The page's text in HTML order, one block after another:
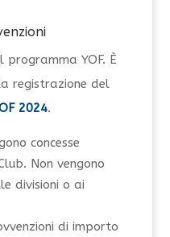
programma YOF. È
registrazione del
2024.
concesse
Non vengono
divisioni o ai
di importo